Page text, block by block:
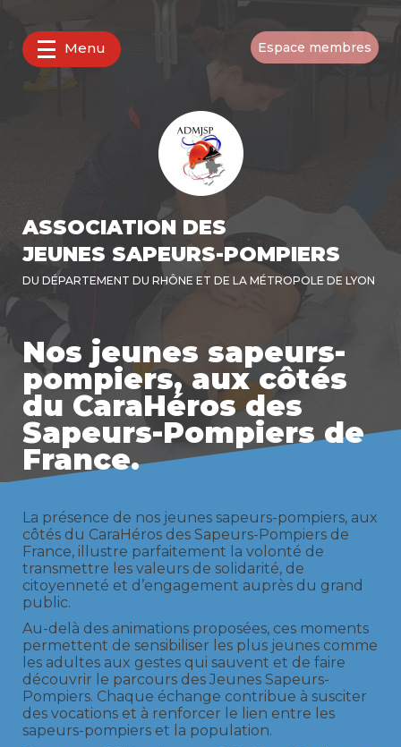
Menu Espace membres
ASSOCIATION DES
JEUNES SAPEURS-POMPIERS
DU DÉPARTEMENT DU RHÔNE ET DE LA MÉTROPOLE DE LYON
Nos jeunes sapeurs-
pompiers, aux côtés
du CaraHéros des
Sapeurs-Pompiers de
France.
La présence de nos jeunes sapeurs-pompiers, aux
côtés du CaraHéros des Sapeurs-Pompiers de
France, illustre parfaitement la volonté de
transmettre les valeurs de solidarité, de
citoyenneté et d’engagement auprès du grand
public.
Au-delà des animations proposées, ces moments
permettent de sensibiliser les plus jeunes comme
les adultes aux gestes qui sauvent et de faire
découvrir le parcours des Jeunes Sapeurs-
Pompiers. Chaque échange contribue à susciter
des vocations et à renforcer le lien entre les
sapeurs-pompiers et la population.